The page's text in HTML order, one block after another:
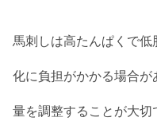
馬刺しは高たんぱくで
化に負担がかかる場合
量を調整することが大切